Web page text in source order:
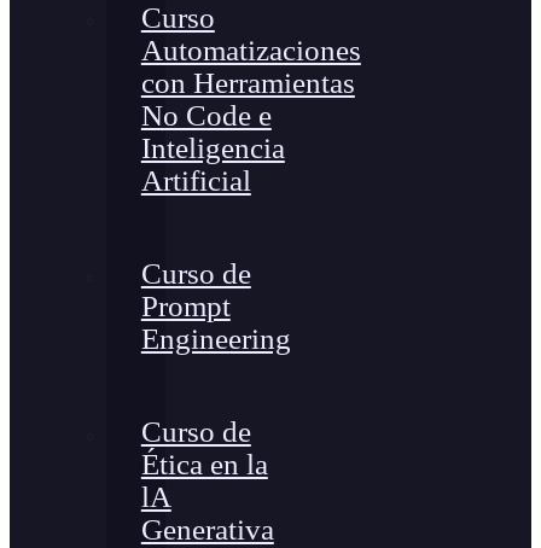
Curso
Automatizaciones
con Herramientas
No Code e
Inteligencia
Artificial
Curso de
Prompt
Engineering
Curso de
Ética en la
lA
Generativa